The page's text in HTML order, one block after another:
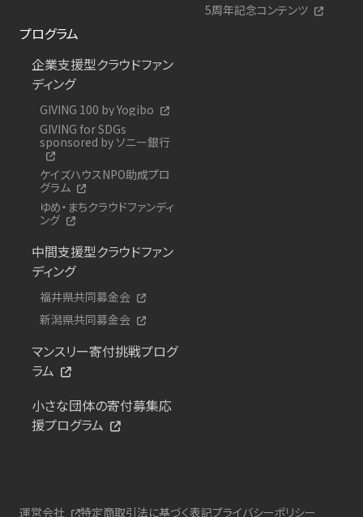
5周年記念コンテンツ
プログラム
企業支援型クラウドファン
ディング
GIVING 100 by Yogibo
GIVING for SDGs
sponsored by ソニー銀行
ケイズハウスNPO助成プロ
グラム
ゆめ・まちクラウドファンディ
ング
中間支援型クラウドファン
ディング
福井県共同募金会
新潟県共同募金会
マンスリー寄付挑戦プログ
ラム
小さな団体の寄付募集応
援プログラム
運営会社 特定商取引法に基づく表記プライバシーポリシー